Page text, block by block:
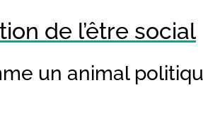
de l’être social
un animal